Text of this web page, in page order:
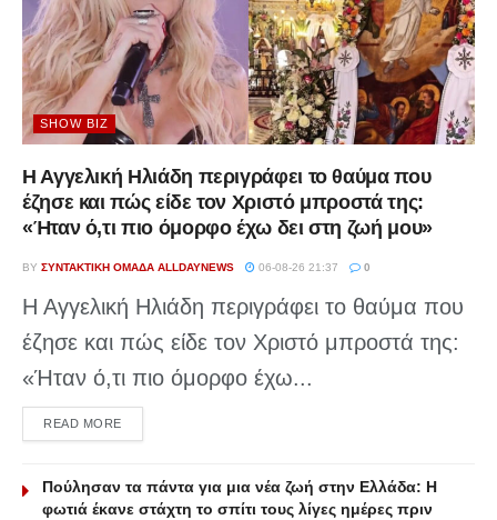
SHOW BIZ
Η Αγγελική Ηλιάδη περιγράφει το θαύμα που
έζησε και πώς είδε τον Χριστό μπροστά της:
«Ήταν ό,τι πιο όμορφο έχω δει στη ζωή μου»
BY ΣΥΝΤΑΚΤΙΚΉ ΟΜΆΔΑ ALLDAYNEWS 06-08-26 21:37 0
Η Αγγελική Ηλιάδη περιγράφει το θαύμα που
έζησε και πώς είδε τον Χριστό μπροστά της:
«Ήταν ό,τι πιο όμορφο έχω...
READ MOREDETAILS
Πούλησαν τα πάντα για μια νέα ζωή στην Ελλάδα: Η
φωτιά έκανε στάχτη το σπίτι τους λίγες ημέρες πριν